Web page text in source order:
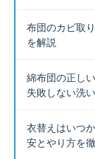
布団のカビ取
を解説
綿布団の正し
失敗しない洗
衣替えはいつ
安とやり方を